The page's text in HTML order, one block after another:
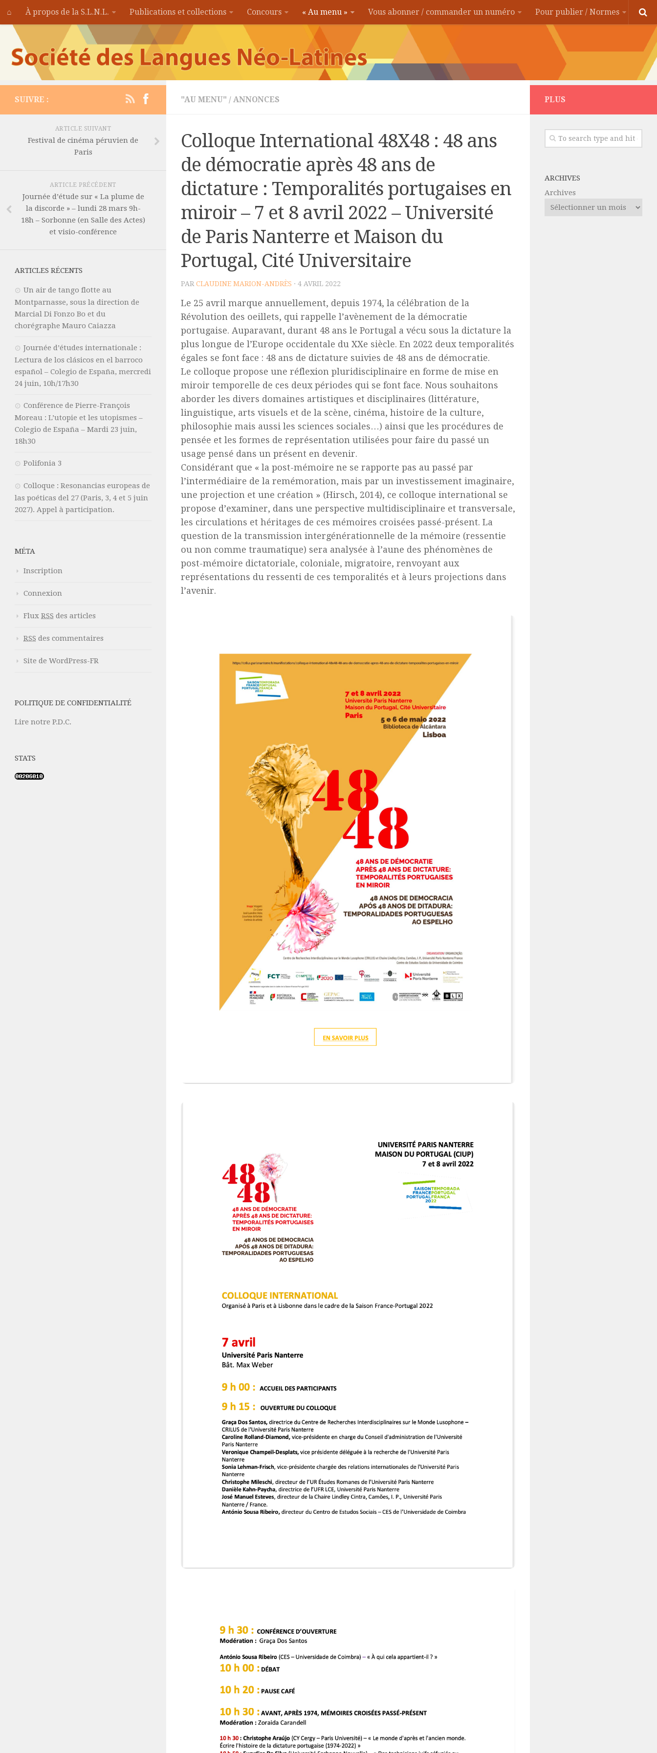
⌂ À propos de la S.L.N.L. Publications et collections Concours « Au menu » Vous abonner / commander un numéro Pour publier / Normes
"AU MENU" / ANNONCES
Colloque International 48X48 : 48 ans
de démocratie après 48 ans de
dictature : Temporalités portugaises en
miroir – 7 et 8 avril 2022 – Université
de Paris Nanterre et Maison du
Portugal, Cité Universitaire
PAR CLAUDINE MARION-ANDRÈS · 4 AVRIL 2022
Le 25 avril marque annuellement, depuis 1974, la célébration de la
Révolution des oeillets, qui rappelle l’avènement de la démocratie
portugaise. Auparavant, durant 48 ans le Portugal a vécu sous la dictature la
plus longue de l’Europe occidentale du XXe siècle. En 2022 deux temporalités
égales se font face : 48 ans de dictature suivies de 48 ans de démocratie.
Le colloque propose une réflexion pluridisciplinaire en forme de mise en
miroir temporelle de ces deux périodes qui se font face. Nous souhaitons
aborder les divers domaines artistiques et disciplinaires (littérature,
linguistique, arts visuels et de la scène, cinéma, histoire de la culture,
philosophie mais aussi les sciences sociales…) ainsi que les procédures de
pensée et les formes de représentation utilisées pour faire du passé un
usage pensé dans un présent en devenir.
Considérant que « la post-mémoire ne se rapporte pas au passé par
l’intermédiaire de la remémoration, mais par un investissement imaginaire,
une projection et une création » (Hirsch, 2014), ce colloque international se
propose d’examiner, dans une perspective multidisciplinaire et transversale,
les circulations et héritages de ces mémoires croisées passé-présent. La
question de la transmission intergénérationnelle de la mémoire (ressentie
ou non comme traumatique) sera analysée à l’aune des phénomènes de
post-mémoire dictatoriale, coloniale, migratoire, renvoyant aux
représentations du ressenti de ces temporalités et à leurs projections dans
l’avenir.
SUIVRE :
ARTICLE SUIVANT
Festival de cinéma péruvien de
Paris
ARTICLE PRÉCÉDENT
Journée d’étude sur « La plume de
la discorde » – lundi 28 mars 9h-
18h – Sorbonne (en Salle des Actes)
et visio-conférence
ARTICLES RÉCENTS
Un air de tango flotte au
Montparnasse, sous la direction de
Marcial Di Fonzo Bo et du
chorégraphe Mauro Caiazza
Journée d’études internationale :
Lectura de los clásicos en el barroco
español – Colegio de España, mercredi
24 juin, 10h/17h30
Conférence de Pierre-François
Moreau : L’utopie et les utopismes –
Colegio de España – Mardi 23 juin,
18h30
Polifonia 3
Colloque : Resonancias europeas de
las poéticas del 27 (Paris, 3, 4 et 5 juin
2027). Appel à participation.
MÉTA
Inscription
Connexion
Flux RSS des articles
RSS des commentaires
Site de WordPress-FR
POLITIQUE DE CONFIDENTIALITÉ
Lire notre P.D.C.
STATS
PLUS
ARCHIVES
Archives